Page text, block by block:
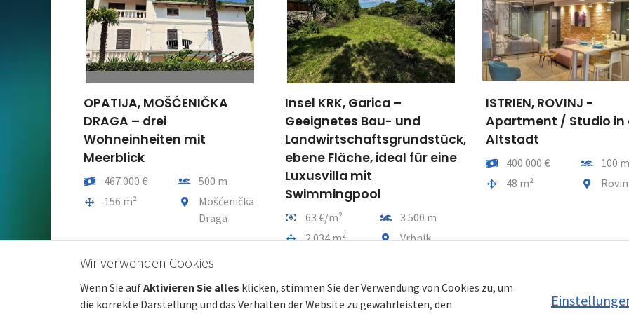
vom meer
Insel KRK, Garica –
Geeignetes Bau- und
Landwirtschaftsgrundstück,
ebene Fläche, ideal für eine
Luxusvilla mit
Swimmingpool
Entfernung vom meer
3 500 m
2 034 m² Vrbnik
ISTRIEN, ROVINJ -
Apartment / Studio in der
Altstadt
Preis400 000 € Entfernung vom meer
100 m
Gesamtfläche
48 m²
KASTAV, RUBEŠI –
Wohnung mit drei
Schlafzimmern,
Parkplätze
Preis415 000 €
1 800
Wir verwenden Cookies
Wenn Sie aufAktivieren Sie alles klicken, stimmen Sie der Verwendung von Cookies zu, um
die korrekte Darstellung und das Verhalten der Website zu gewährleisten, den